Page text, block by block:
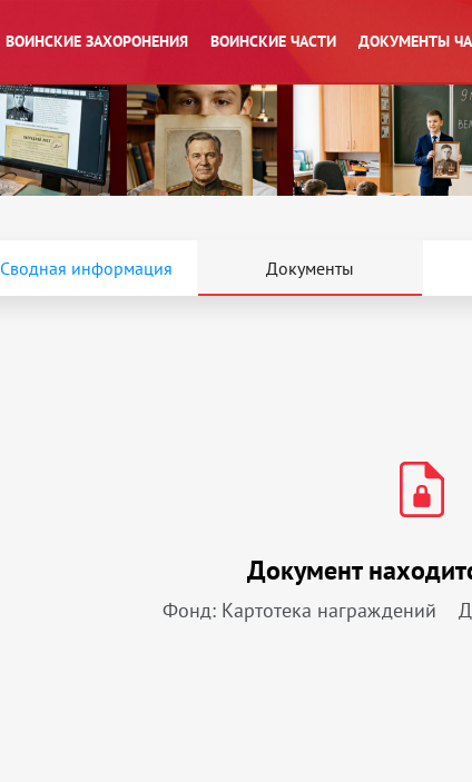
ВОИНСКИЕ ЗАХОРОНЕНИЯ ВОИНСКИЕ ЧАСТИ ДОКУМЕНТЫ
Сводная информация Документы
Документ
Фонд: Картотека награждений